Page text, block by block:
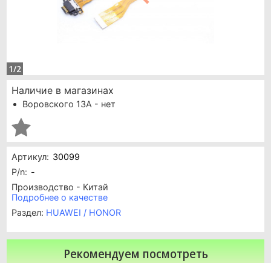
1/2
Артикул: 30099
P/n: -
Производство - Китай
Подробнее о качестве
Раздел: HUAWEI / HONOR
Наличие в магазинах
Воровского 13А - нет
Рекомендуем посмотреть